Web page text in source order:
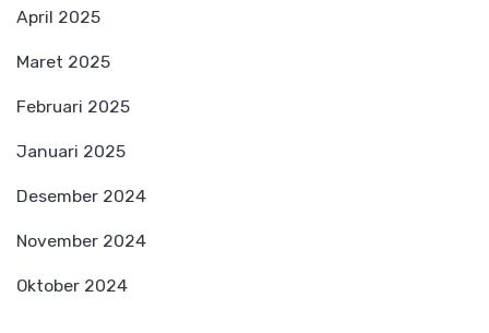
April 2025
Maret 2025
Februari 2025
Januari 2025
Desember 2024
November 2024
Oktober 2024